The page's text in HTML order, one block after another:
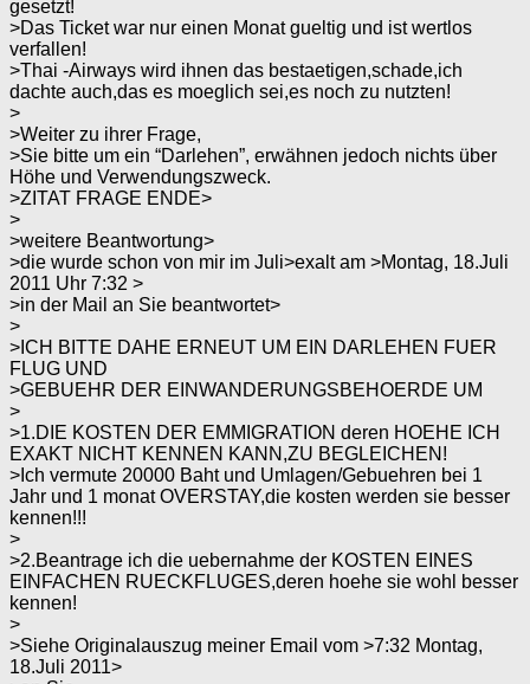
gesetzt!
>Das Ticket war nur einen Monat gueltig und ist wertlos
verfallen!
>Thai -Airways wird ihnen das bestaetigen,schade,ich
dachte auch,das es moeglich sei,es noch zu nutzten!
>
>Weiter zu ihrer Frage,
>Sie bitte um ein “Darlehen”, erwähnen jedoch nichts über
Höhe und Verwendungszweck.
>ZITAT FRAGE ENDE>
>
>weitere Beantwortung>
>die wurde schon von mir im Juli>exalt am >Montag, 18.Juli
2011 Uhr 7:32 >
>in der Mail an Sie beantwortet>
>
>ICH BITTE DAHE ERNEUT UM EIN DARLEHEN FUER
FLUG UND
>GEBUEHR DER EINWANDERUNGSBEHOERDE UM
>
>1.DIE KOSTEN DER EMMIGRATION deren HOEHE ICH
EXAKT NICHT KENNEN KANN,ZU BEGLEICHEN!
>Ich vermute 20000 Baht und Umlagen/Gebuehren bei 1
Jahr und 1 monat OVERSTAY,die kosten werden sie besser
kennen!!!
>
>2.Beantrage ich die uebernahme der KOSTEN EINES
EINFACHEN RUECKFLUGES,deren hoehe sie wohl besser
kennen!
>
>Siehe Originalauszug meiner Email vom >7:32 Montag,
18.Juli 2011>